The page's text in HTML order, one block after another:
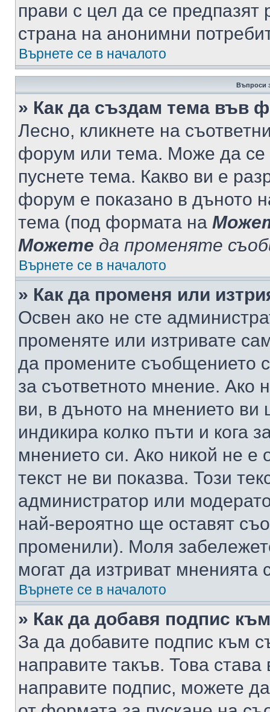
прави с цел да се предпазят
страна на анонимни
Върнете се в началото
Въпроси
» Как да създам тема във
Лесно, кликнете на
форум или тема. Може да се
пуснете тема. Какво ви е
форум е показано в дъното
тема (под формата на
Можете да променяте
Върнете се в началото
» Как да променя или
Освен ако не сте
променяте или изтривате
да промените съобщението
за съответното мнение. Ако
ви, в дъното на мнението ви
индикира колко пъти и кога
мнението си. Ако никой не е
текст не ви показва. Този
администратор или
най-вероятно ще оставят
променили). Моля
могат да изтриват мненията
Върнете се в началото
» Как да добавя подпис
За да добавите подпис към
направите такъв. Това
направите подпис, можете